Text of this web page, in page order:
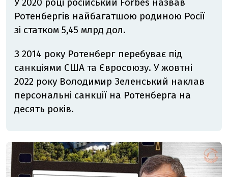
Ротенбергів найбагатшою родиною Росії
зі статком 5,45 млрд дол.
З 2014 року Ротенберг перебуває під
санкціями США та Євросоюзу. У жовтні
2022 року Володимир Зеленський наклав
персональні санкції на Ротенберга на
десять років.